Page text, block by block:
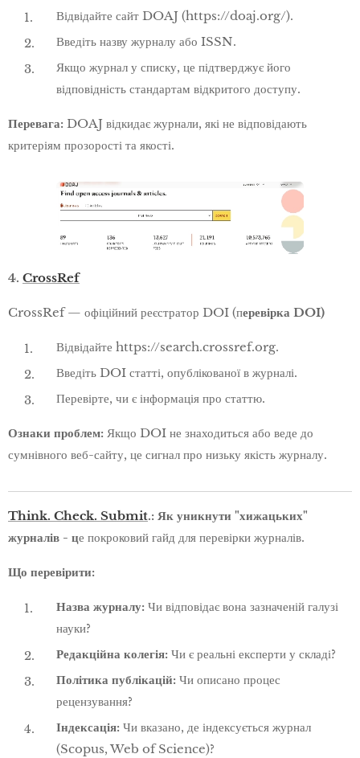
Відвідайте сайт DOAJ (https://doaj.org/).
Введіть назву журналу або ISSN.
Якщо журнал у списку, це підтверджує його
відповідність стандартам відкритого доступу.
Перевага: DOAJ відкидає журнали, які не відповідають
критеріям прозорості та якості.
4. CrossRef
CrossRef — офіційний реєстратор DOI (перевірка DOI)
Відвідайте https://search.crossref.org.
Введіть DOI статті, опублікованої в журналі.
Перевірте, чи є інформація про статтю.
Ознаки проблем: Якщо DOI не знаходиться або веде до
сумнівного веб-сайту, це сигнал про низьку якість журналу.
Think. Check. Submit.: Як уникнути "хижацьких"
журналів - це покроковий гайд для перевірки журналів.
Що перевірити:
Назва журналу: Чи відповідає вона зазначеній галузі
науки?
Редакційна колегія: Чи є реальні експерти у складі?
Політика публікацій: Чи описано процес
рецензування?
Індексація: Чи вказано, де індексується журнал
(Scopus, Web of Science)?